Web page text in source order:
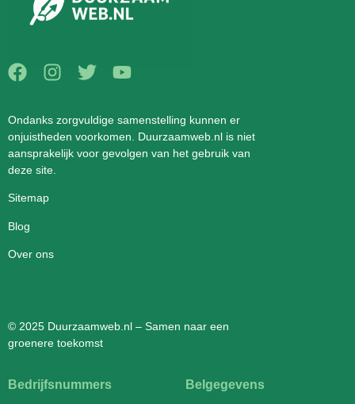
Ondanks zorgvuldige samenstelling kunnen er
onjuistheden voorkomen. Duurzaamweb.nl is niet
aansprakelijk voor gevolgen van het gebruik van
deze site.
Sitemap
Blog
Over ons
© 2025 Duurzaamweb.nl – Samen naar een
groenere toekomst
Bedrijfsnummers Belgegevens